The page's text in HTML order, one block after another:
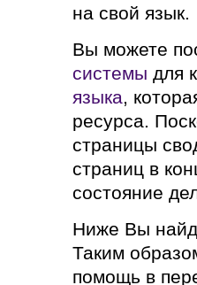
на свой язык.
Вы можете
системы для
языка,
ресурса.
страницы
страниц в
состояние
Ниже Вы
Таким
помощь в